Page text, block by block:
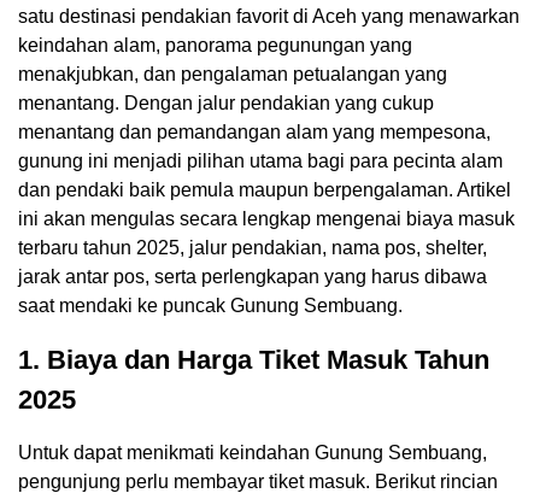
satu destinasi pendakian favorit di Aceh yang menawarkan
keindahan alam, panorama pegunungan yang
menakjubkan, dan pengalaman petualangan yang
menantang. Dengan jalur pendakian yang cukup
menantang dan pemandangan alam yang mempesona,
gunung ini menjadi pilihan utama bagi para pecinta alam
dan pendaki baik pemula maupun berpengalaman. Artikel
ini akan mengulas secara lengkap mengenai biaya masuk
terbaru tahun 2025, jalur pendakian, nama pos, shelter,
jarak antar pos, serta perlengkapan yang harus dibawa
saat mendaki ke puncak Gunung Sembuang.
1. Biaya dan Harga Tiket Masuk Tahun
2025
Untuk dapat menikmati keindahan Gunung Sembuang,
pengunjung perlu membayar tiket masuk. Berikut rincian